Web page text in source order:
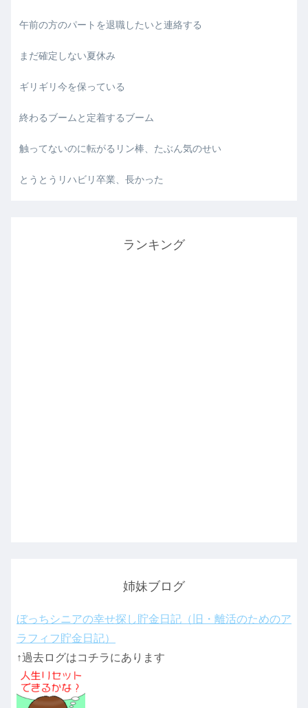
午前の方のパートを退職したいと連絡する
まだ確定しない夏休み
ギリギリ今を保っている
終わるブームと定着するブーム
触ってないのに転がるリン棒、たぶん気のせい
とうとうリハビリ卒業、長かった
ランキング
姉妹ブログ
ぼっちシニアの幸せ探し貯金日記（旧・離活のためのア
ラフィフ貯金日記）
↑過去ログはコチラにあります